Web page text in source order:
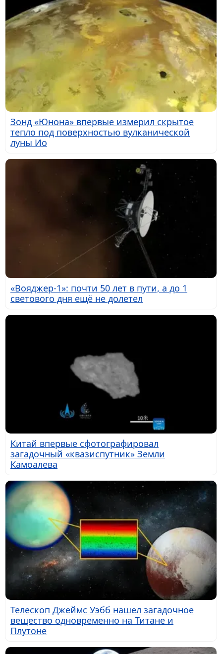
Зонд «Юнона» впервые измерил скрытое
тепло под поверхностью вулканической
луны Ио
«Вояджер-1»: почти 50 лет в пути, а до 1
светового дня ещё не долетел
Китай впервые сфотографировал
загадочный «квазиспутник» Земли
Камоалева
Телескоп Джеймс Уэбб нашел загадочное
вещество одновременно на Титане и
Плутоне